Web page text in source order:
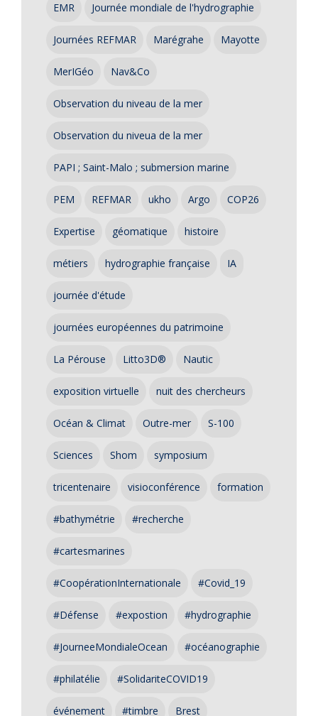
EMR Journée mondiale de l'hydrographie
Journées REFMAR Marégrahe Mayotte
MerIGéo Nav&Co
Observation du niveau de la mer
Observation du niveua de la mer
PAPI ; Saint-Malo ; submersion marine
PEM REFMAR ukho Argo COP26
Expertise géomatique histoire
métiers hydrographie française IA
journée d'étude
journées européennes du patrimoine
La Pérouse Litto3D® Nautic
exposition virtuelle nuit des chercheurs
Océan & Climat Outre-mer S-100
Sciences Shom symposium
tricentenaire visioconférence formation
#bathymétrie #recherche
#cartesmarines
#CoopérationInternationale #Covid_19
#Défense #expostion #hydrographie
#JourneeMondialeOcean #océanographie
#philatélie #SolidariteCOVID19
événement #timbre Brest